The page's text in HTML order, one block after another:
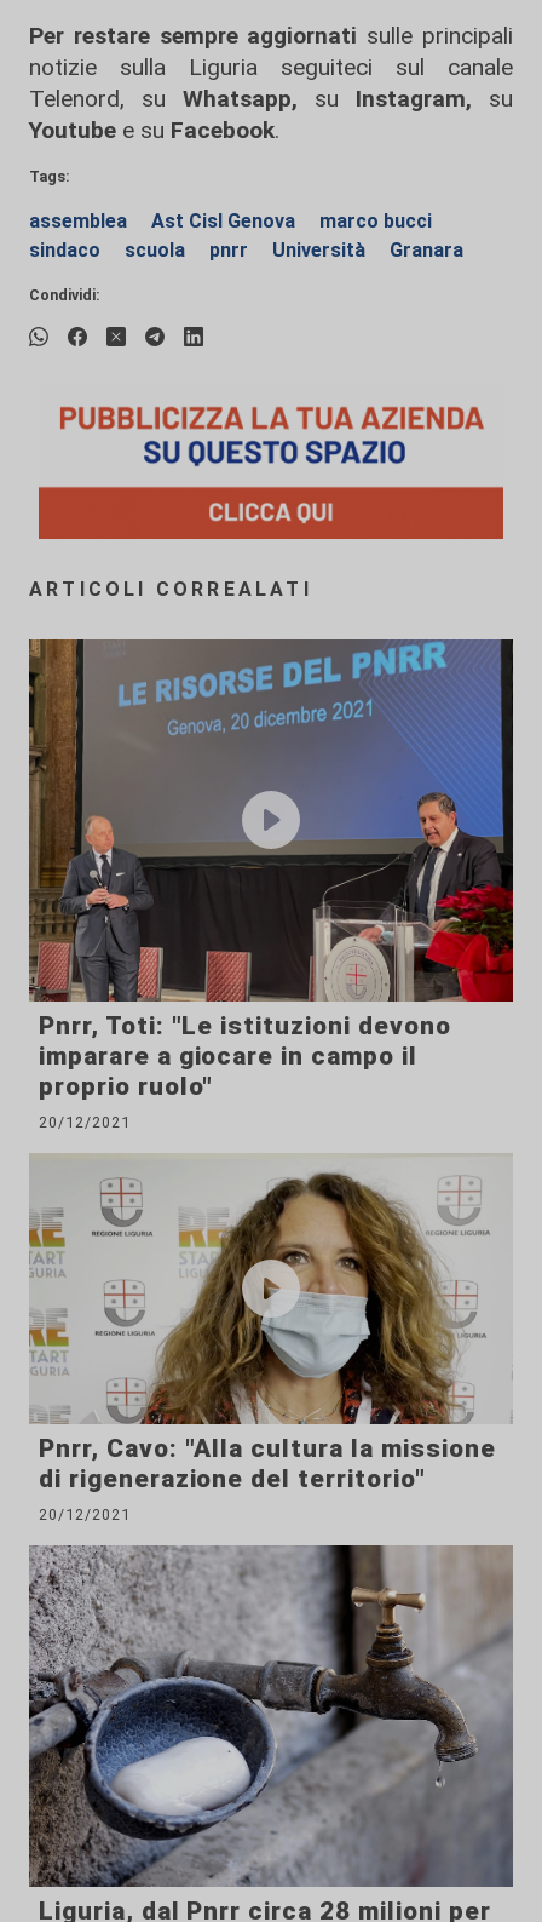
Per restare sempre aggiornati sulle principali
notizie sulla Liguria seguiteci sul canale
Telenord, su
Whatsapp, su Instagram, su
Youtube e su Facebook.
Tags:
assemblea Ast Cisl Genova
marco bucci
sindaco
scuola pnrr Università Granara
Condividi:
ARTICOLI CORREALATI
Pnrr, Toti: "Le istituzioni devono
imparare a giocare in campo il
proprio ruolo"
20/12/2021
Pnrr, Cavo: "Alla cultura la missione
di rigenerazione del territorio"
20/12/2021
Liguria, dal Pnrr circa 28 milioni per